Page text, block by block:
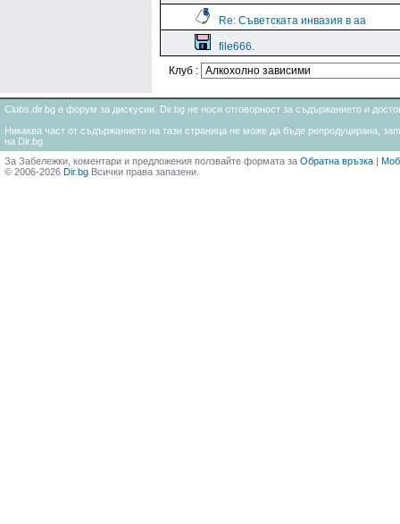
Re: Съветската инвазия в аа
file666.
Клуб :
Clubs.dir.bg е форум за дискусии. Dir.bg не носи отговорност за съдържанието и
Никаква част от съдържанието на тази страница не може да бъде репродуцирана,
на Dir.bg
За Забележки, коментари и предложения ползвайте формата за Обратна връзка |
© 2006-2026 Dir.bg Всички права запазени.